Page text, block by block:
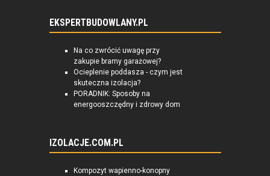
EKSPERTBUDOWLANY.PL
Na co zwrócić uwagę przy
zakupie bramy garażowej?
Ocieplenie poddasza - czym jest
skuteczna izolacja?
PORADNIK: Sposoby na
energooszczędny i zdrowy dom
IZOLACJE.COM.PL
Kompozyt wapienno-konopny